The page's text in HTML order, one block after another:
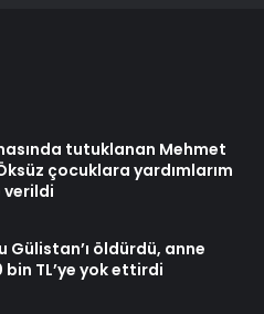
tutuklanan Mehmet
çocuklara yardımlarım
verildi
öldürdü, anne
TL’ye yok ettirdi